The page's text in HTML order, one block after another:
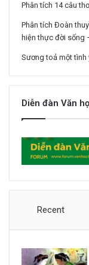
Phân tích 14 câu
Phân tích Đoàn
hiện thực đời sống
Sương toả một tình
Diễn đàn Văn
Recent